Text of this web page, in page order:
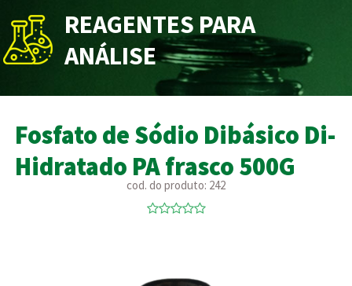
REAGENTES PARA
ANÁLISE
Fosfato de Sódio Dibásico Di-
Hidratado PA frasco 500G
cod. do produto: 242